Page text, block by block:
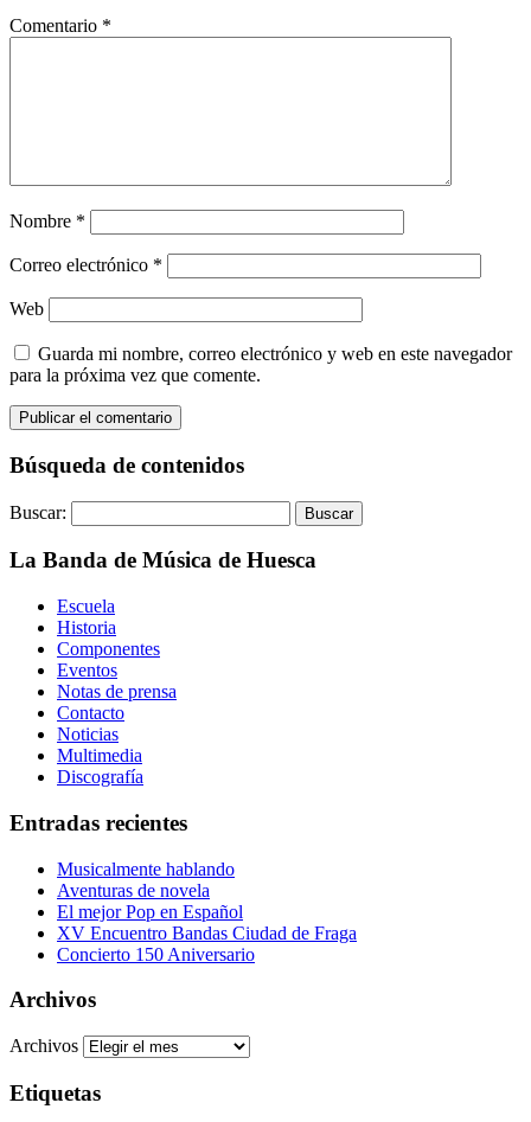
Comentario *
Nombre *
Correo electrónico *
Web
Guarda mi nombre, correo electrónico y web en este navegador
para la próxima vez que comente.
Búsqueda de contenidos
Buscar:
La Banda de Música de Huesca
Escuela
Historia
Componentes
Eventos
Notas de prensa
Contacto
Noticias
Multimedia
Discografía
Entradas recientes
Musicalmente hablando
Aventuras de novela
El mejor Pop en Español
XV Encuentro Bandas Ciudad de Fraga
Concierto 150 Aniversario
Archivos
Archivos
Etiquetas